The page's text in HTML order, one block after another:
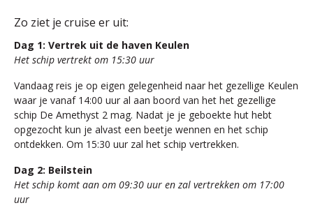
Zo ziet je cruise er uit:
Dag 1: Vertrek uit de haven Keulen
Het schip vertrekt om 15:30 uur
Vandaag reis je op eigen gelegenheid naar het gezellige Keulen
waar je vanaf 14:00 uur al aan boord van het het gezellige
schip De Amethyst 2 mag. Nadat je je geboekte hut hebt
opgezocht kun je alvast een beetje wennen en het schip
ontdekken. Om 15:30 uur zal het schip vertrekken.
Dag 2: Beilstein
Het schip komt aan om 09:30 uur en zal vertrekken om 17:00
uur